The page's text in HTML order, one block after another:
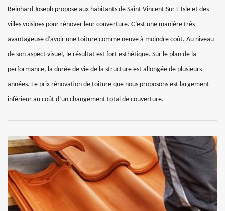
Reinhard Joseph propose aux habitants de Saint Vincent Sur L Isle et des
villes voisines pour rénover leur couverture. C’est une manière très
avantageuse d’avoir une toiture comme neuve à moindre coût. Au niveau
de son aspect visuel, le résultat est fort esthétique. Sur le plan de la
performance, la durée de vie de la structure est allongée de plusieurs
années. Le prix rénovation de toiture que nous proposons est largement
inférieur au coût d’un changement total de couverture.